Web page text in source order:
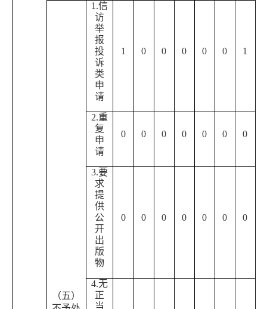
（五）
1.信
访
举
报
投
诉
类
申
请
1 0 0 0 0 0 1
2.重
复
申
请
0 0 0 0 0 0 0
3.要
求
提
供
公
开
出
版
物
0 0 0 0 0 0 0
4.无
正
当